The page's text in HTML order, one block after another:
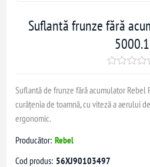
Suflantă frunze fără
5000.1
Suflantă de frunze fără acumulator Rebel
curățenia de toamnă, cu viteză a aerului
ergonomic.
Producător: Rebel
Cod produs: 56XJ90103497